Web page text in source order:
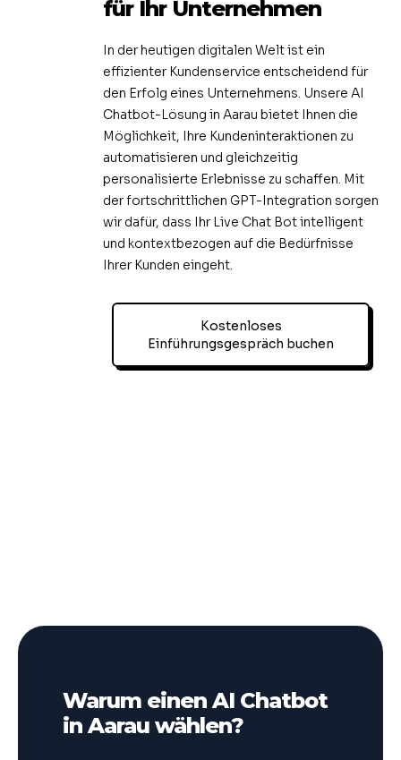
für Ihr Unternehmen
In der heutigen digitalen Welt ist ein
effizienter Kundenservice entscheidend für
den Erfolg eines Unternehmens. Unsere AI
Chatbot-Lösung in Aarau bietet Ihnen die
Möglichkeit, Ihre Kundeninteraktionen zu
automatisieren und gleichzeitig
personalisierte Erlebnisse zu schaffen. Mit
der fortschrittlichen GPT-Integration sorgen
wir dafür, dass Ihr Live Chat Bot intelligent
und kontextbezogen auf die Bedürfnisse
Ihrer Kunden eingeht.
Kostenloses
Einführungsgespräch buchen
Warum einen AI Chatbot
in Aarau wählen?